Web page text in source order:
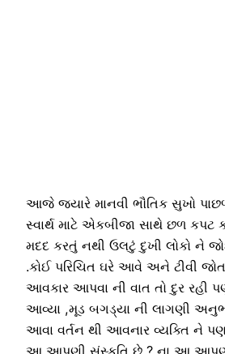
આજે જયારે માનવી ભૌતિક સુખો
સ્વાર્થ માટે એકબીજા સાથે છળ કપટ
મદદ કરતું નથી ઉલટું દુખી લોકો ને
.કોઈ પરિચિત ઘરે આવે અને ટીવી
આવકાર આપવા ની વાત તો દુર રહી
આવ્યા ,મૂડ બગડ્યા ની લાગણી
આવા વર્તન થી આવનાર વ્યક્તિ ને